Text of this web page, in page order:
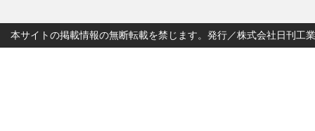
本サイトの掲載情報の無断転載を禁じます。発行／株式会社日刊